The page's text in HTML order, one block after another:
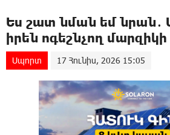
Ես շատ նման եմ նրան․
իրեն ոգեշնչող
Սպորտ 17 Հունիս, 2026 15:05